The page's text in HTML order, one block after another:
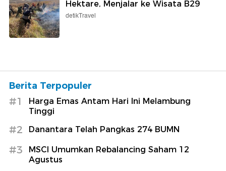
Hektare, Menjalar ke Wisata B29
detikTravel
Berita Terpopuler
#1
Harga Emas Antam Hari Ini Melambung
Tinggi
#2 Danantara Telah Pangkas 274 BUMN
#3
MSCI Umumkan Rebalancing Saham 12
Agustus